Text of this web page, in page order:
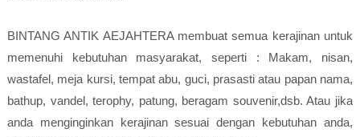
BINTANG ANTIK AEJAHTERA membuat semua kerajinan untuk
memenuhi kebutuhan masyarakat, seperti : Makam, nisan,
wastafel, meja kursi, tempat abu, guci, prasasti atau papan nama,
bathup, vandel, terophy, patung, beragam souvenir,dsb. Atau jika
anda menginginkan kerajinan sesuai dengan kebutuhan anda,